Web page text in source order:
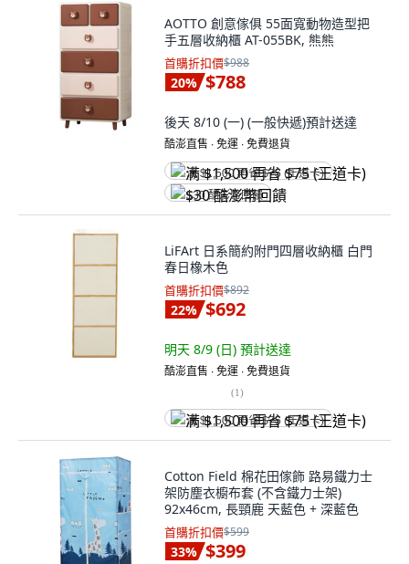
AOTTO 創意傢俱 55面寬動物造型把
手五層收納櫃 AT-055BK, 熊熊
首購折扣價$988
20% $788
後天 8/10 (一) (一般快遞)預計送達
酷澎直售 ∙ 免運 ∙ 免費退貨
满 $1,500 再省 $75 (王道卡)
$30 酷澎幣回饋
LiFArt 日系簡約附門四層收納櫃 白門
春日橡木色
首購折扣價$892
22% $692
明天 8/9 (日) 預計送達
酷澎直售 ∙ 免運 ∙ 免費退貨
(1)
满 $1,500 再省 $75 (王道卡)
Cotton Field 棉花田傢飾 路易鐵力士
架防塵衣櫥布套 (不含鐵力士架)
92x46cm, 長頸鹿 天藍色 + 深藍色
首購折扣價$599
33% $399